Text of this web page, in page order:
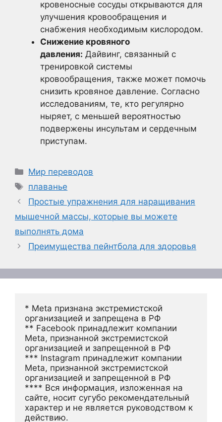
кровеносные сосуды открываются для
улучшения кровообращения и
снабжения необходимым кислородом.
Снижение кровяного
давления: Дайвинг, связанный с
тренировкой системы
кровообращения, также может помочь
снизить кровяное давление. Согласно
исследованиям, те, кто регулярно
ныряет, с меньшей вероятностью
подвержены инсультам и сердечным
приступам.
Рубрики
Мир переводов
Метки
плаванье
Простые упражнения для наращивания
мышечной массы, которые вы можете
выполнять дома
Преимущества пейнтбола для здоровья
* Meta признана экстремистской
организацией и запрещена в РФ
** Facebook принадлежит компании
Meta, признанной экстремистской
организацией и запрещенной в РФ
*** Instagram принадлежит компании
Meta, признанной экстремистской
организацией и запрещенной в РФ
**** Вся информация, изложенная на
сайте, носит сугубо рекомендательный
характер и не является руководством к
действию.